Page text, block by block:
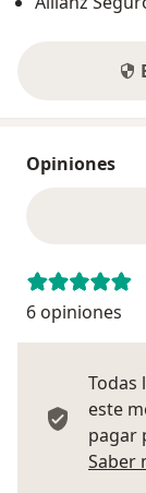
Opiniones
6 opiniones
Todas
este
pagar
Saber